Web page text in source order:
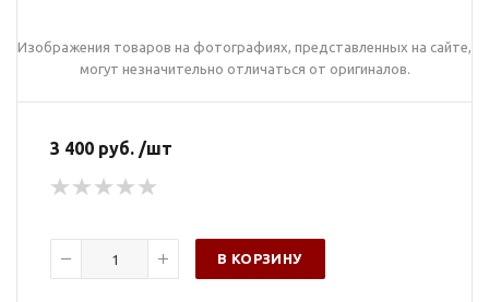
Изображения товаров на фотографиях, представленных на сайте,
могут незначительно отличаться от оригиналов.
3 400 руб. /шт
В КОРЗИНУ